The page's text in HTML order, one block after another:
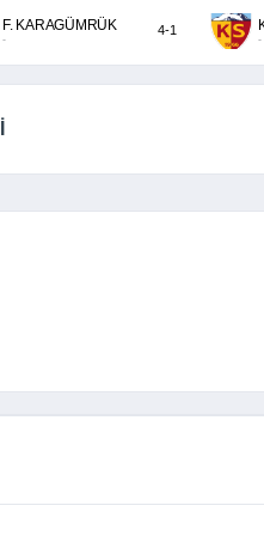
F. KARAGÜMRÜK
-
4-1
-